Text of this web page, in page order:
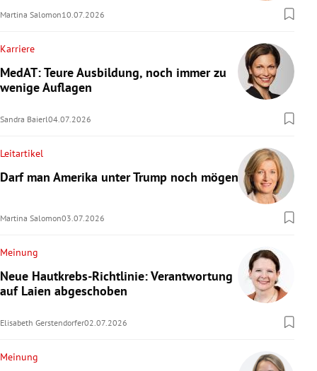
Martina Salomon10.07.2026
Karriere
MedAT: Teure Ausbildung, noch immer zu
wenige Auflagen
Sandra Baierl04.07.2026
Leitartikel
Darf man Amerika unter Trump noch mögen?
Martina Salomon03.07.2026
Meinung
Neue Hautkrebs-Richtlinie: Verantwortung
auf Laien abgeschoben
Elisabeth Gerstendorfer02.07.2026
Meinung